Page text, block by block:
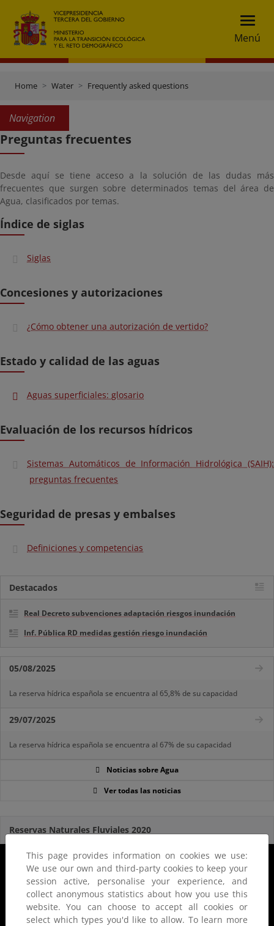
Menú
Home Water Frequently asked questions
Navigation
Preguntas frecuentes
Desde aquí se tiene acceso a la solución de las dudas más
frecuentes que surgen sobre determinados temas del área de
Agua, clasificados por temas.
Índice de siglas
Siglas
Concesiones y autorizaciones
¿Cómo obtener una autorización de vertido?
Estado y calidad de las aguas
Aguas superficiales: glosario
Evaluación de los recursos hídricos
Sistemas Automáticos de Información Hidrológica (SAIH):
preguntas frecuentes
Seguridad de presas y embalses
Definiciones y competencias
Destacados
Real Decreto subvenciones adaptación riesgos inundación
Inf. Pública RD medidas gestión riesgo inundación
05/08/2025
La reserva hídrica española se encuentra al 65,8% de su capacidad
29/07/2025
La reserva hídrica española se encuentra al 67% de su capacidad
Noticias sobre Agua
Ver todas las noticias
Reservas Naturales Fluviales 2020
This page provides information on cookies we use:
We use our own and third-party cookies to keep your
session active, personalise your experience, and
collect anonymous statistics about how you use this
website. You can choose to accept all cookies or
select which types you'd like to allow. To learn more